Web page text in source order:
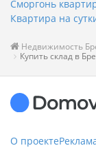
Сморгонь
Квартира на
Недвижимость
Купить склад в
О проекте